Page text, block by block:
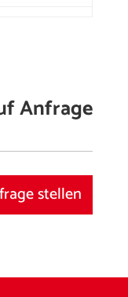
Anfrage
stellen